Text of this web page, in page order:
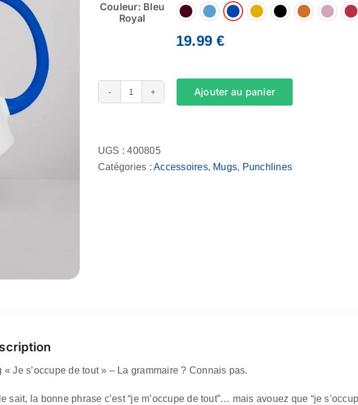
Couleur: Bleu
Royal
19.99€
quantité
-
Je
Ajouter au panier
UGS :400805
Catégories :Accessoires, Mugs, Punchlines
« Je s’occupe de tout » – La grammaire ? Connais pas.
sait, la bonne phrase c’est “je m’occupe de tout”… mais avouez que “je